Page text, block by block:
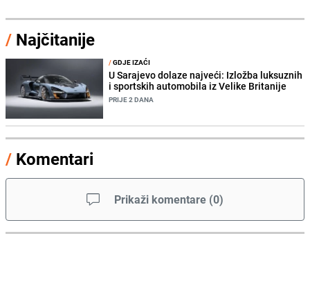
/ Najčitanije
/GDJE IZAĆI
U Sarajevo dolaze najveći: Izložba luksuznih
i sportskih automobila iz Velike Britanije
PRIJE 2 DANA
/ Komentari
Prikaži komentare (0)